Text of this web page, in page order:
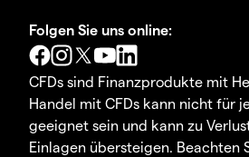
Folgen Sie uns online:
CFDs sind Finanzprodukte mit
Handel mit CFDs kann nicht für
geeignet sein und kann zu
Einlagen übersteigen. Beachten